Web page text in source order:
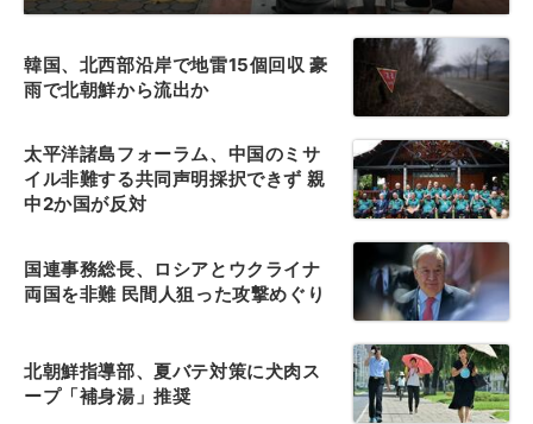
韓国、北西部沿岸で地雷15個回収 豪
雨で北朝鮮から流出か
太平洋諸島フォーラム、中国のミサ
イル非難する共同声明採択できず 親
中2か国が反対
国連事務総長、ロシアとウクライナ
両国を非難 民間人狙った攻撃めぐり
北朝鮮指導部、夏バテ対策に犬肉ス
ープ「補身湯」推奨